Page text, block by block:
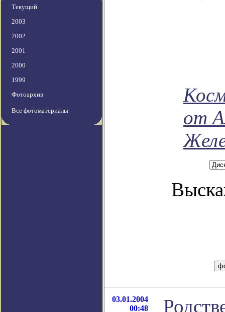
Текущий
2003
2002
2001
2000
1999
Фотоархив
Все фотоматериалы
от
03.01.2004
00:48